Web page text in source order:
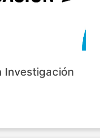
Investigación